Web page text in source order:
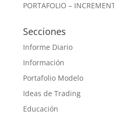
PORTAFOLIO –
Secciones
Informe Diario
Información
Portafolio Modelo
Ideas de Trading
Educación